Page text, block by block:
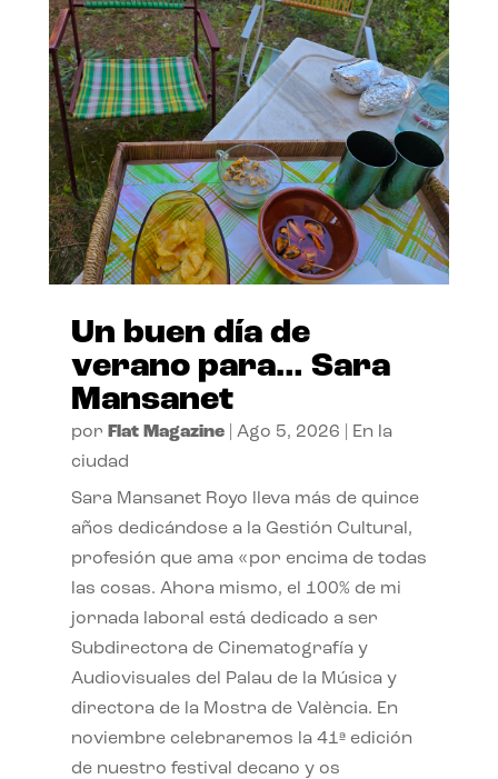
Un buen día de
verano para… Sara
Mansanet
por Flat Magazine| Ago 5, 2026
En la
ciudad
Sara Mansanet Royo lleva más de quince
años dedicándose a la Gestión Cultural,
profesión que ama «por encima de todas
las cosas. Ahora mismo, el 100% de mi
jornada laboral está dedicado a ser
Subdirectora de Cinematografía y
Audiovisuales del Palau de la Música y
directora de la Mostra de València. En
noviembre celebraremos la 41ª edición
de nuestro festival decano y os